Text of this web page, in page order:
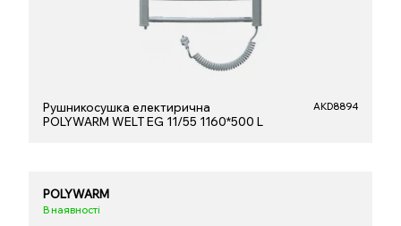
Рушникосушка електирична
POLYWARM WELT EG 11/55 1160*500 L
AKD8894
POLYWARM
В наявності